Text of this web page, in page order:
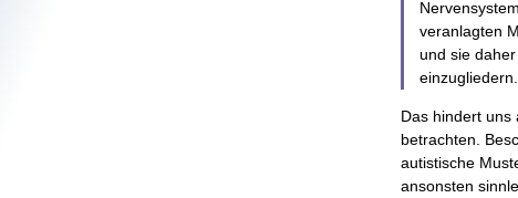
veranlagten
und sie
einzugliedern.
Das hindert uns
betrachten.
autistische
ansonsten